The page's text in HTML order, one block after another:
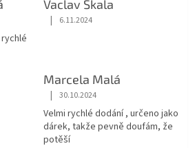
5 hvězdiček.
Vaclav Skala
Hodnocení obchodu je 5 z 5
| 6.11.2024
5 hvězdiček.
Marcela Malá
Hodnocení obchodu je 5 z 5
| 30.10.2024
Velmi rychlé dodání , určeno jako
dárek, takže pevně doufám, že
potěší